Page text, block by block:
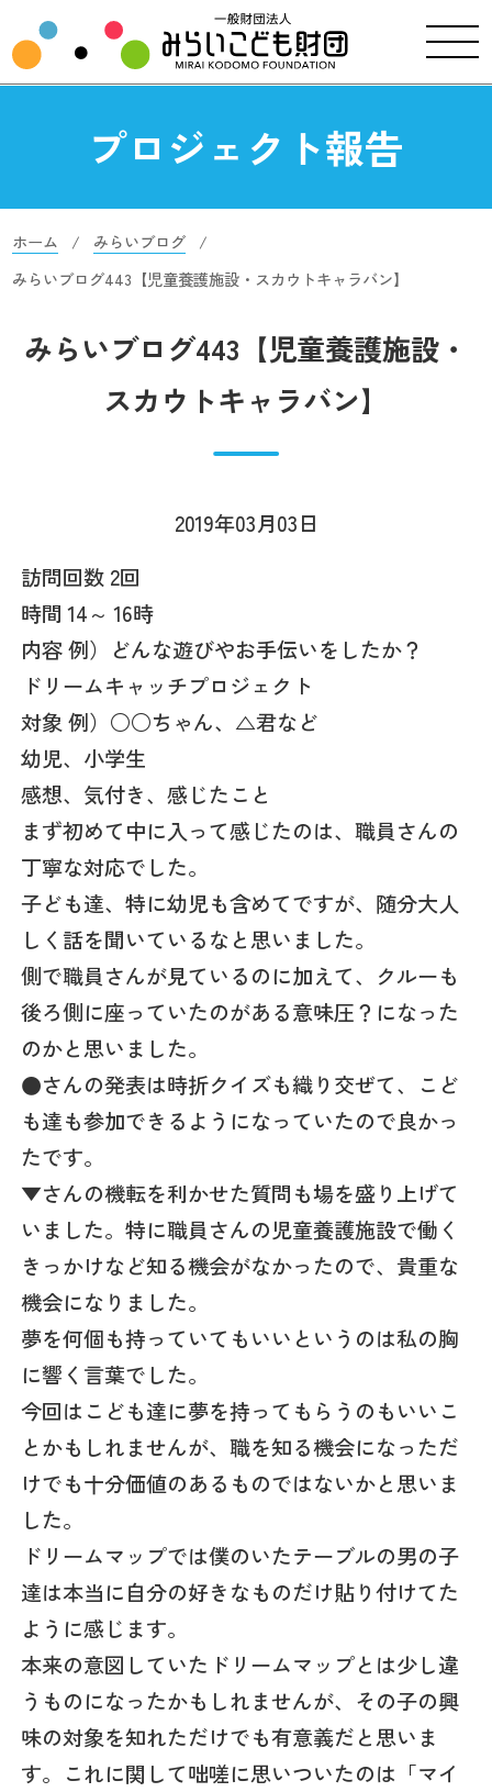
プロジェクト報告
ホーム
みらいブログ
みらいブログ443【児童養護施設・スカウトキャラバン】
みらいブログ443【児童養護施設・
スカウトキャラバン】
2019年03月03日
訪問回数 2回
時間 14～ 16時
内容 例）どんな遊びやお手伝いをしたか？
ドリームキャッチプロジェクト
対象 例）○○ちゃん、△君など
幼児、小学生
感想、気付き、感じたこと
まず初めて中に入って感じたのは、職員さんの
丁寧な対応でした。
子ども達、特に幼児も含めてですが、随分大人
しく話を聞いているなと思いました。
側で職員さんが見ているのに加えて、クルーも
後ろ側に座っていたのがある意味圧？になった
のかと思いました。
●さんの発表は時折クイズも織り交ぜて、こど
も達も参加できるようになっていたので良かっ
たです。
▼さんの機転を利かせた質問も場を盛り上げて
いました。特に職員さんの児童養護施設で働く
きっかけなど知る機会がなかったので、貴重な
機会になりました。
夢を何個も持っていてもいいというのは私の胸
に響く言葉でした。
今回はこども達に夢を持ってもらうのもいいこ
とかもしれませんが、職を知る機会になっただ
けでも十分価値のあるものではないかと思いま
した。
ドリームマップでは僕のいたテーブルの男の子
達は本当に自分の好きなものだけ貼り付けてた
ように感じます。
本来の意図していたドリームマップとは少し違
うものになったかもしれませんが、その子の興
味の対象を知れただけでも有意義だと思いま
す。これに関して咄嗟に思いついたのは「マイ